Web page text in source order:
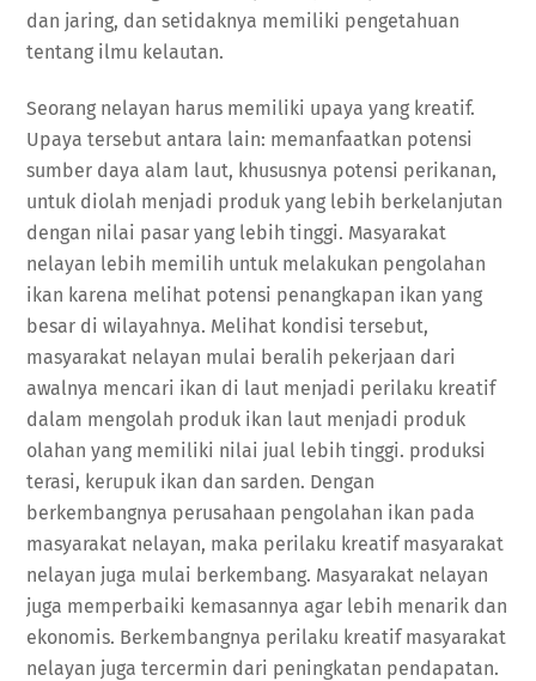
dan jaring, dan setidaknya memiliki pengetahuan
tentang ilmu kelautan.
Seorang nelayan harus memiliki upaya yang kreatif.
Upaya tersebut antara lain: memanfaatkan potensi
sumber daya alam laut, khususnya potensi perikanan,
untuk diolah menjadi produk yang lebih berkelanjutan
dengan nilai pasar yang lebih tinggi. Masyarakat
nelayan lebih memilih untuk melakukan pengolahan
ikan karena melihat potensi penangkapan ikan yang
besar di wilayahnya. Melihat kondisi tersebut,
masyarakat nelayan mulai beralih pekerjaan dari
awalnya mencari ikan di laut menjadi perilaku kreatif
dalam mengolah produk ikan laut menjadi produk
olahan yang memiliki nilai jual lebih tinggi. produksi
terasi, kerupuk ikan dan sarden. Dengan
berkembangnya perusahaan pengolahan ikan pada
masyarakat nelayan, maka perilaku kreatif masyarakat
nelayan juga mulai berkembang. Masyarakat nelayan
juga memperbaiki kemasannya agar lebih menarik dan
ekonomis. Berkembangnya perilaku kreatif masyarakat
nelayan juga tercermin dari peningkatan pendapatan.